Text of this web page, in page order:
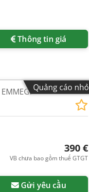
Thông tin giá
Quảng cáo nhỏ
390 €
VB chưa bao gồm thuế GTGT
Gửi yêu cầu